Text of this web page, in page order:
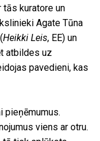
tās kuratore un
Agate Tūna
Heikki Leis, EE) un
atbildes uz
pavedieni, kas
pieņēmumus.
viens ar otru.